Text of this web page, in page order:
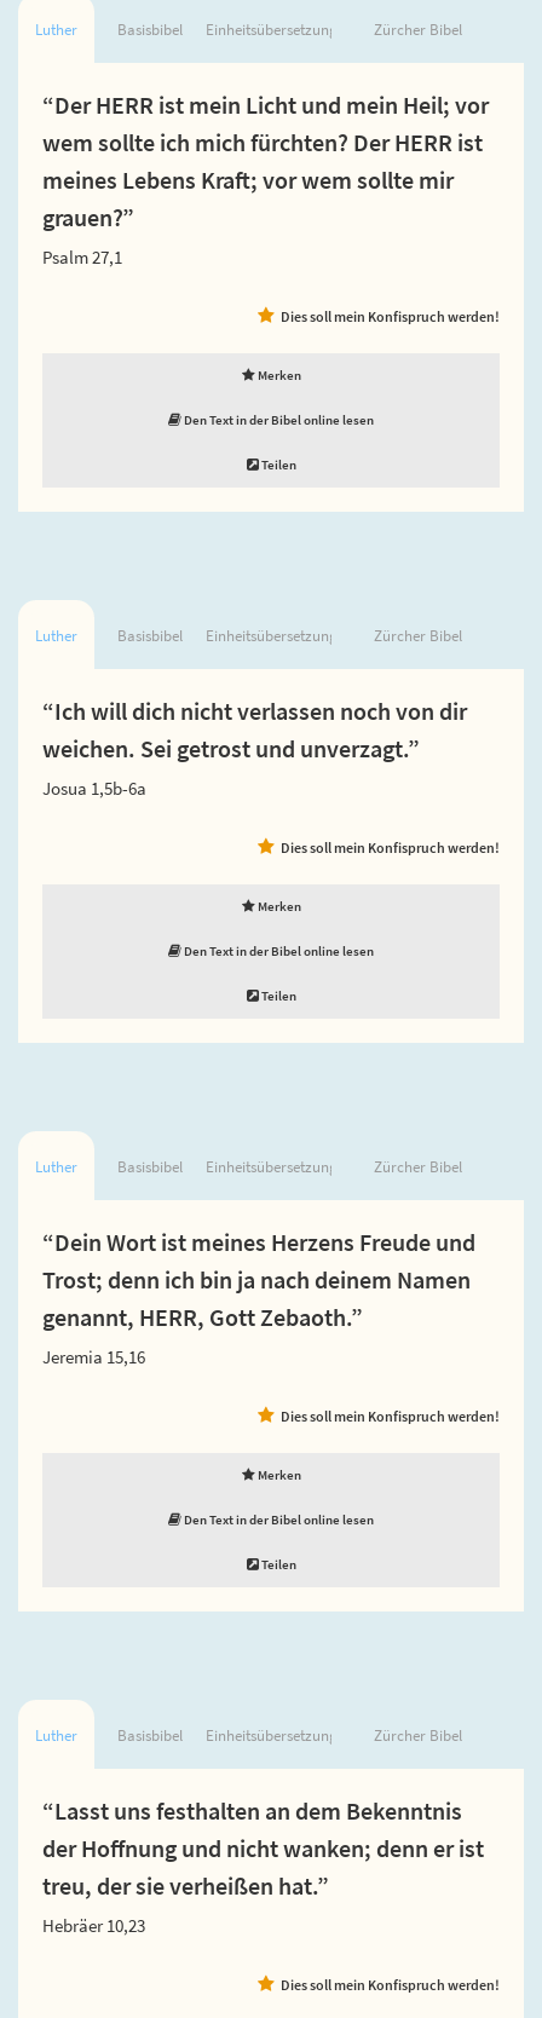
Luther Basisbibel Einheitsübersetzung Zürcher Bibel
“Der HERR ist mein Licht und mein Heil; vor
wem sollte ich mich fürchten? Der HERR ist
meines Lebens Kraft; vor wem sollte mir
grauen?”
Psalm 27,1
Dies soll mein Konfispruch werden!
Merken
Den Text in der Bibel online lesen
Teilen
Luther Basisbibel Einheitsübersetzung Zürcher Bibel
“Ich will dich nicht verlassen noch von dir
weichen. Sei getrost und unverzagt.”
Josua 1,5b-6a
Dies soll mein Konfispruch werden!
Merken
Den Text in der Bibel online lesen
Teilen
Luther Basisbibel Einheitsübersetzung Zürcher Bibel
“Dein Wort ist meines Herzens Freude und
Trost; denn ich bin ja nach deinem Namen
genannt, HERR, Gott Zebaoth.”
Jeremia 15,16
Dies soll mein Konfispruch werden!
Merken
Den Text in der Bibel online lesen
Teilen
Luther Basisbibel Einheitsübersetzung Zürcher Bibel
“Lasst uns festhalten an dem Bekenntnis
der Hoffnung und nicht wanken; denn er ist
treu, der sie verheißen hat.”
Hebräer 10,23
Dies soll mein Konfispruch werden!